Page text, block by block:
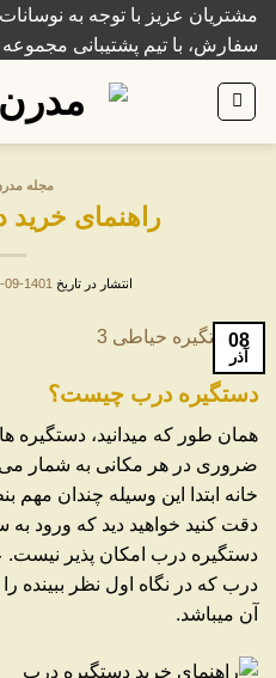
Skipمشتریان عزیز با توجه به
سفارش، با تیم پشتیبانی مجموعه
مجله
راهنمای
انتشار در تاریخ 1401-09-08
08
آذر
دستگیره درب چیست؟
همان طور که میدانید، دستگیره
ضروری در هر مکانی به شمار می
خانه ابتدا این وسیله چندان مهم
دقت کنید خواهید دید که ورود
دستگیره درب امکان پذیر نیست.
درب که در نگاه اول نظر ببینده
آن میباشد.